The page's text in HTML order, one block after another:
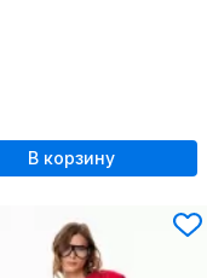
В корзину